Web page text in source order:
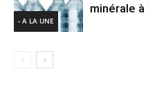
- A LA UNE
minérale